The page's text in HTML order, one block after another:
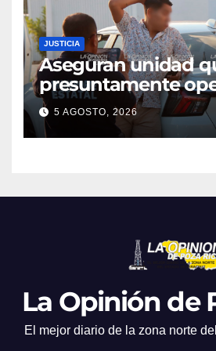
JUSTICIA
Aseguran unidad
presuntamente
mediante
operativo de
Público
5 AGOSTO, 2026
La Opinión de
El mejor diario de la zona norte